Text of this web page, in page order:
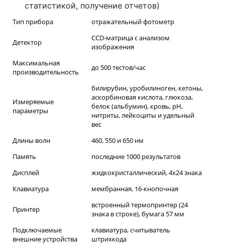
статистикой, получение отчетов)
Тип прибора отражательный фотометр
Детектор
CCD-матрица с анализом
изображения
Максимальная
производительность
до 500 тестов/час
Измеряемые
параметры
билирубин, уробилиноген, кетоны,
аскорбиновая кислота, глюкоза,
белок (альбумин), кровь, рH,
нитриты, лейкоциты и удельный
вес
Длины волн
460, 550 и 650 нм
Память
последние 1000 результатов
Дисплей
жидкокристаллический, 4x24 знака
Клавиатура
мембранная, 16-кнопочная
Принтер
встроенный термопринтер (24
знака в строке), бумага 57 мм
Подключаемые
внешние устройства
клавиатура, считыватель
штрихкода